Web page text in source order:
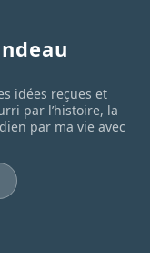
idées reçues et
par l’histoire, la
par ma vie avec